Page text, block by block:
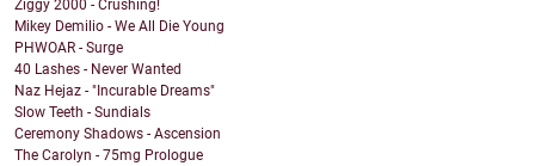
Ziggy 2000 - Crushing!
Mikey Demilio - We All Die Young
PHWOAR - Surge
40 Lashes - Never Wanted
Naz Hejaz - "Incurable Dreams"
Slow Teeth - Sundials
Ceremony Shadows - Ascension
The Carolyn - 75mg Prologue